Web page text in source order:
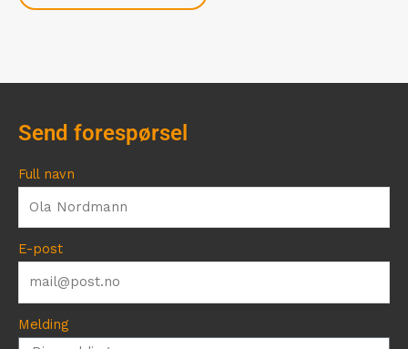
Send forespørsel
Full navn
E-post
Melding